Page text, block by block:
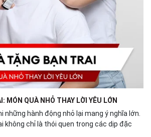
MÓN QUÀ NHỎ THAY LỜI YÊU LỚN
những hành động nhỏ lại mang ý nghĩa lớn.
không chỉ là thói quen trong các dịp đặc